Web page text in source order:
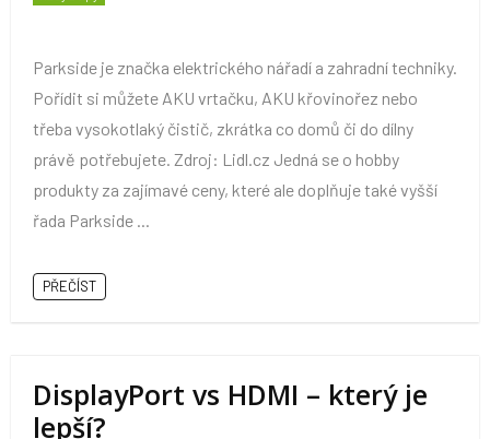
Parkside je značka elektrického nářadí a zahradní techniky.
Pořídit si můžete AKU vrtačku, AKU křovinořez nebo
třeba vysokotlaký čistič, zkrátka co domů či do dílny
právě potřebujete. Zdroj: Lidl.cz Jedná se o hobby
produkty za zajímavé ceny, které ale doplňuje také vyšší
řada Parkside ...
PŘEČÍST
DisplayPort vs HDMI – který je
lepší?